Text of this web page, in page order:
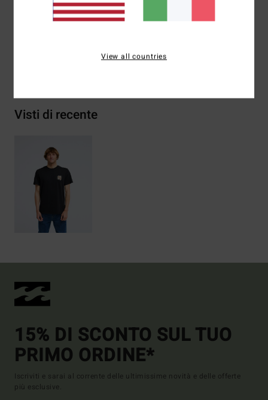
Composizione[Tessuto principale] 70% cotone, 30%
cotone riciclato
Visti di recente
15% DI SCONTO SUL TUO
PRIMO ORDINE*
Iscriviti e sarai al corrente delle ultimissime novità e delle offerte
più esclusive.
View all countries